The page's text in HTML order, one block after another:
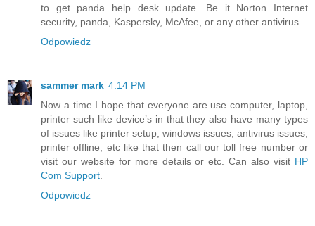
to get panda help desk update. Be it Norton Internet
security, panda, Kaspersky, McAfee, or any other antivirus.
Odpowiedz
sammer mark 4:14 PM
Now a time I hope that everyone are use computer, laptop,
printer such like device’s in that they also have many types
of issues like printer setup, windows issues, antivirus issues,
printer offline, etc like that then call our toll free number or
visit our website for more details or etc. Can also visit HP
Com Support
Odpowiedz